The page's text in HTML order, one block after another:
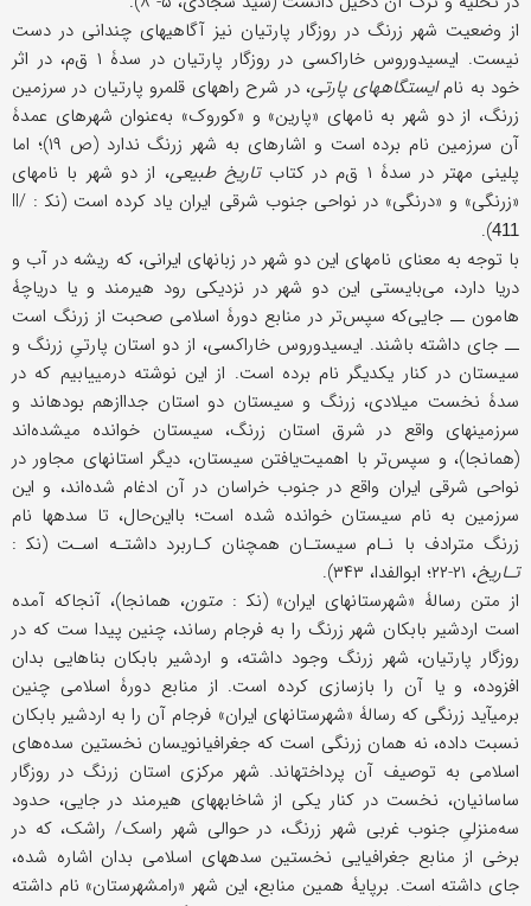
از وضعیت شهر زرنگ در روزگار پارتیان نیز آگاهیهای چندانی در دست
نیست. ایسیدوروس خاراکسی در روزگار پارتیان در سدۀ ۱ ق‌م، در اثر
خود به نامایستگاههای پارتی، در شرح راههای قلمرو پارتیان در سرزمین
زرنگ، از دو شهر به نامهای «پارین» و «کوروک» به‌عنوان شهرهای عمدۀ
آن سرزمین نام برده است و اشاره‏ای به شهر زرنگ ندارد (ص ۱۹)؛ اما
پلینی مهتر در سدۀ ۱ ق‌م در کتاب
تاریخ طبیعی، از دو شهر با نامهای
«زرنگی» و «درنگی» در نواحی جنوب شرقی ایران یاد کرده است (نک‍ : II/
411
).
با توجه به معنای نامهای این دو شهر در زبانهای ایرانی، که ریشه در آب و
دریا دارد، می‌بایستی این دو شهر در نزدیکی رود هیرمند و یا دریاچۀ
هامون ــ جایی‌که سپس‌تر در منابع دورۀ اسلامی صحبت از زرنگ است
ــ جای داشته باشند. ایسیدوروس خاراکسی، از دو استان پارتیِ زرنگ و
سیستان در کنار یکدیگر نام برده است. از این نوشته درمی‏یابیم که در
سدۀ نخست میلادی، زرنگ و سیستان دو استان جداازهم بوده‏اند و
سرزمینهای واقع در شرق استان زرنگ، سیستان خوانده می‏شده‌اند
(همانجا)، و سپس‌تر با اهمیت‌یافتن سیستان، دیگر استانهای مجاور در
نواحی شرقی ایران واقع در جنوب خراسان در آن ادغام شده‌اند، و این
سرزمین به نام سیستان خوانده شده است؛ بااین‌حال، تا سده‏ها نام
زرنگ مترادف با نـام سیستـان همچنان کـاربرد داشتـه اسـت (نک‍ :
تـاریخ، ۲۱-۲۲؛ ابوالفدا، ۳۴۳).
از متن رسالۀ «شهرستانهای ایران» (نک‍ :متون، همانجا)، آنجاکه آمده
است اردشیر بابکان شهر زرنگ را به فرجام رساند، چنین پیدا ست که در
روزگار پارتیان، شهر زرنگ وجود داشته، و اردشیر بابکان بناهایی بدان
افزوده، و یا آن را بازسازی کرده است. از منابع دورۀ اسلامی چنین
برمی‏آید زرنگی که رسالۀ «شهرستانهای ایران» فرجام آن را به اردشیر بابکان
نسبت داده، نه همان زرنگی است که جغرافیانویسان نخستین سده‌های
اسلامی به توصیف آن پرداخته‏اند. شهر مرکزی استان زرنگ در روزگار
ساسانیان، نخست در کنار یکی از شاخابه‏های هیرمند در جایی، حدود
سه‌منزلیِ جنوب غربی شهر زرنگ، در حوالی شهر راسک/ راشک، که در
برخی از منابع جغرافیایی نخستین سده‏های اسلامی بدان اشاره شده،
جای داشته است. برپایۀ همین منابع، این شهر «رام‏شهرستان» نام داشته